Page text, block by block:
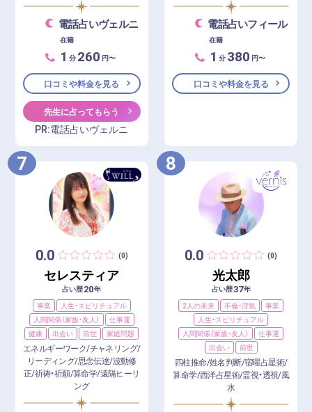
電話占いヴェルニ
在籍
1 分 260 円〜
口コミや料金を見る
先生に占ってもらう
PR:電話占いヴェルニ
電話占いフィール
在籍
1 分 380 円〜
口コミや料金を見る
7
0.0 (0)
セレスティア
占い歴20年
事業
人生・スピリチュアル
人間関係（家族・友人）
仕事運
健康
出会い 前世 家庭問題
エネルギーワーク/チャネリング/
リーディング/思念伝達/波動修
正/祈祷・祈願/算命学/遠隔ヒーリ
ング
8
0.0 (0)
光太郎
占い歴37年
2人の未来
不倫・浮気
事業
人生・スピリチュアル
人間関係（家族・友人）
仕事運
出会い
前世
四柱推命/姓名判断/宿曜占星術/
算命学/西洋占星術/霊視・透視/風
水